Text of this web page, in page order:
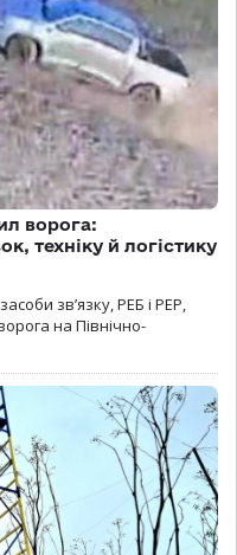
ворога:
техніку й логістику
зв’язку, РЕБ і РЕР,
на Північно-